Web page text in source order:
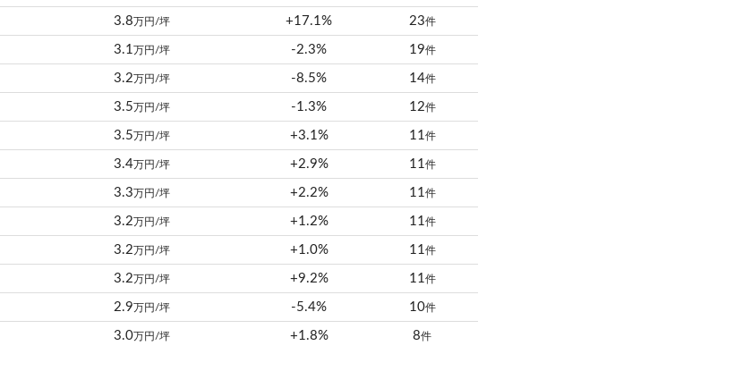
3.8万円/坪 +17.1% 23件
3.1万円/坪 -2.3% 19件
3.2万円/坪 -8.5% 14件
3.5万円/坪 -1.3% 12件
3.5万円/坪 +3.1% 11 件
3.4万円/坪 +2.9% 11 件
3.3万円/坪 +2.2% 11 件
3.2万円/坪 +1.2% 11 件
3.2万円/坪 +1.0% 11 件
3.2万円/坪 +9.2% 11 件
2.9万円/坪 -5.4% 10件
3.0万円/坪 +1.8% 8件